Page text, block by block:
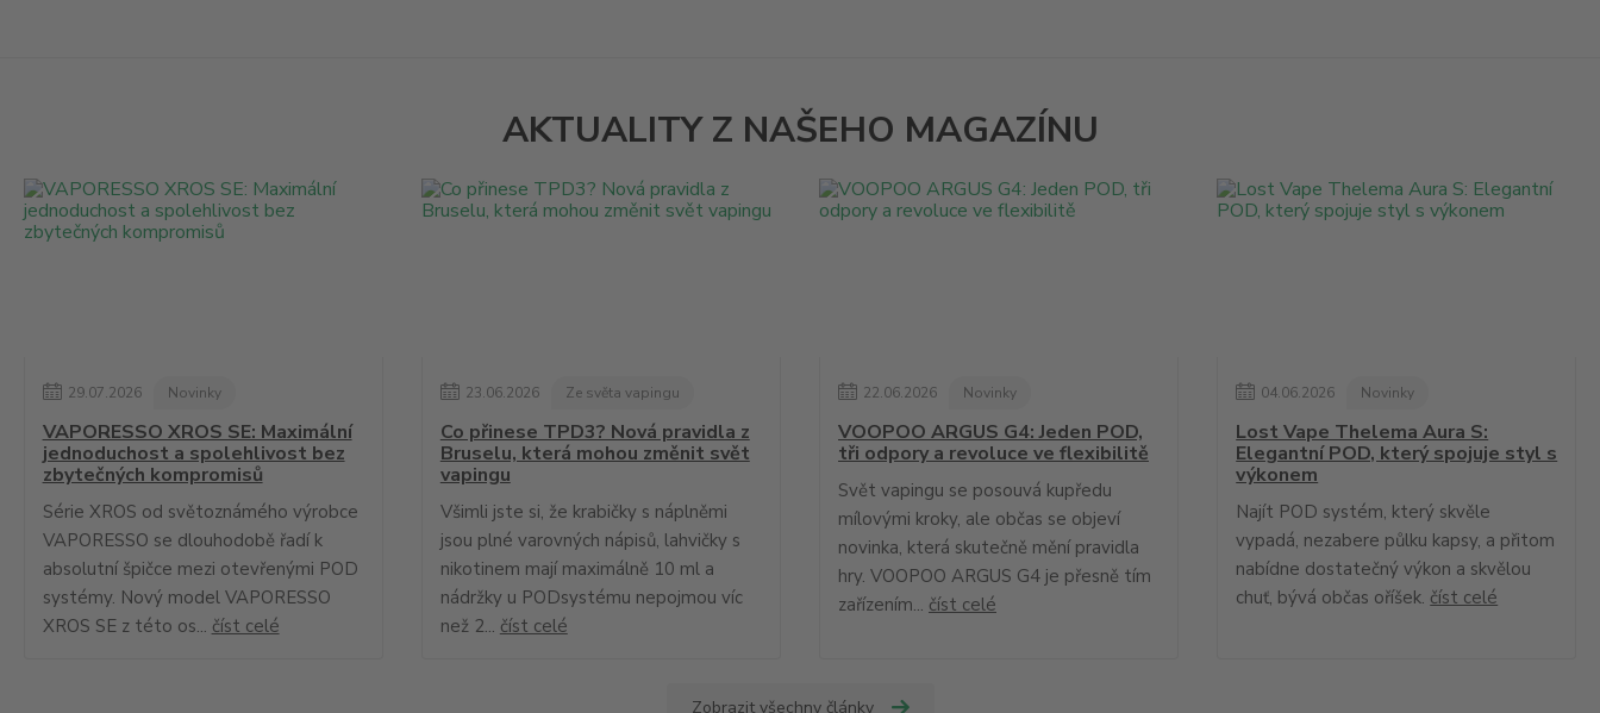
AKTUALITY Z NAŠEHO MAGAZÍNU
29.07.2026 Novinky
VAPORESSO XROS SE: Maximální
jednoduchost a spolehlivost bez
zbytečných kompromisů
Série XROS od světoznámého výrobce
VAPORESSO se dlouhodobě řadí k
absolutní špičce mezi otevřenými POD
systémy. Nový model VAPORESSO
XROS SE z této os... číst celé
23.06.2026 Ze světa vapingu
Co přinese TPD3? Nová pravidla z
Bruselu, která mohou změnit svět
vapingu
Všimli jste si, že krabičky s náplněmi
jsou plné varovných nápisů, lahvičky s
nikotinem mají maximálně 10 ml a
nádržky u PODsystému nepojmou víc
než 2... číst celé
22.06.2026 Novinky
VOOPOO ARGUS G4: Jeden POD,
tři odpory a revoluce ve flexibilitě
Svět vapingu se posouvá kupředu
mílovými kroky, ale občas se objeví
novinka, která skutečně mění pravidla
hry. VOOPOO ARGUS G4 je přesně tím
zařízením... číst celé
04.06.2026 Novinky
Lost Vape Thelema Aura S:
Elegantní POD, který spojuje styl s
výkonem
Najít POD systém, který skvěle
vypadá, nezabere půlku kapsy, a přitom
nabídne dostatečný výkon a skvělou
chuť, bývá občas oříšek. číst celé
Zobrazit všechny články